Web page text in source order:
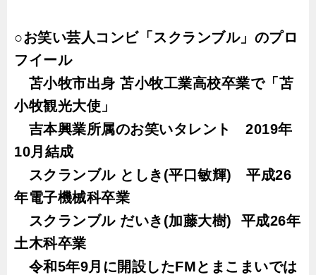
○お笑い芸人コンビ「スクランブル」のプロ
フイール
苫小牧市出身 苫小牧工業高校卒業で「苫
小牧観光大使」
吉本興業所属のお笑いタレント 2019年
10月結成
スクランブル としき (平口敏輝) 平成26
年電子機械科卒業
スクランブル だいき (加藤大樹) 平成26年
土木科卒業
令和5年9月に開設したFMとまこまいでは